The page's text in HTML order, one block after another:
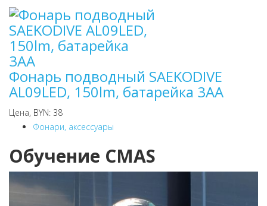
Фонарь подводный SAEKODIVE
AL09LED, 150lm, батарейка 3AA
Цена, BYN: 38
Фонари, аксессуары
Обучение CMAS